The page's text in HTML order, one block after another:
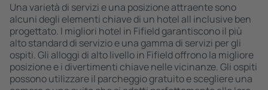
Una varietà di servizi e una posizione attraente sono
alcuni degli elementi chiave di un hotel all inclusive ben
progettato. I migliori hotel in Fifield garantiscono il più
alto standard di servizio e una gamma di servizi per gli
ospiti. Gli alloggi di alto livello in Fifield offrono la migliore
posizione e i divertimenti chiave nelle vicinanze. Gli ospiti
possono utilizzare il parcheggio gratuito e scegliere una